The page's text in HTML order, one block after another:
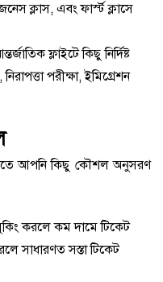
ক্লাস, এবং ফার্স্ট ক্লাসে
ফ্লাইটে কিছু নির্দিষ্ট
পরীক্ষা, ইমিগ্রেশন
আপনি কিছু কৌশল অনুসরণ
করলে কম দামে টিকেট
সাধারণত সস্তা টিকেট